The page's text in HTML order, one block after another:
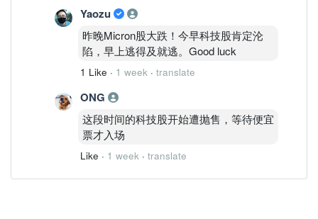
Yaozu
昨晚Micron股大跌！今早科技股肯定沦
陷，早上逃得及就逃。Good luck
1 Like · 1 week · translate
ONG
这段时间的科技股开始遭抛售，等待便宜
票才入场
Like · 1 week · translate